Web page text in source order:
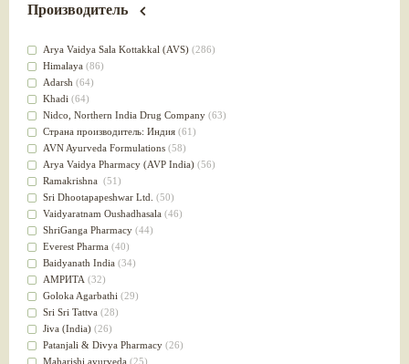
Для стабилизации деятельности ЦНС
Лечит опухоли и отеки(46)
Для медитации
выводит токсины
Для здоровья печени
Для тела(39)
для очищения крови(38)
При диабете(38)
Антиоксидант(37)
Для Капха(Кафа) доши
От паразитов(37)
При расстройстве желудка (36)
Успокоительное(36)
Для глаз(34)
от геморроя(34)
Противовоспалительное
Для Питта доши(32)
Для сердца(32)
Для сосудов головного мозга
Для полости рта(32)
Дефицит железа(31)
Производитель
Arya Vaidya Sala Kottakkal (AVS) (286)
Himalaya (86)
Adarsh (64)
Khadi (64)
Nidсo, Northern India Drug Company (63)
Страна производитель: Индия (61)
AVN Ayurveda Formulations (58)
Arya Vaidya Pharmacy (AVP India) (56)
Ramakrishna (51)
Sri Dhootapapeshwar Ltd. (50)
Vaidyaratnam Oushadhasala (46)
ShriGanga Pharmacy (44)
Everest Pharma (40)
Baidyanath India (34)
АМРИТА (32)
Goloka Agarbathi (29)
Sri Sri Tattva (28)
Jiva (India) (26)
Patanjali & Divya Pharmacy (26)
Maharishi ayurveda (25)